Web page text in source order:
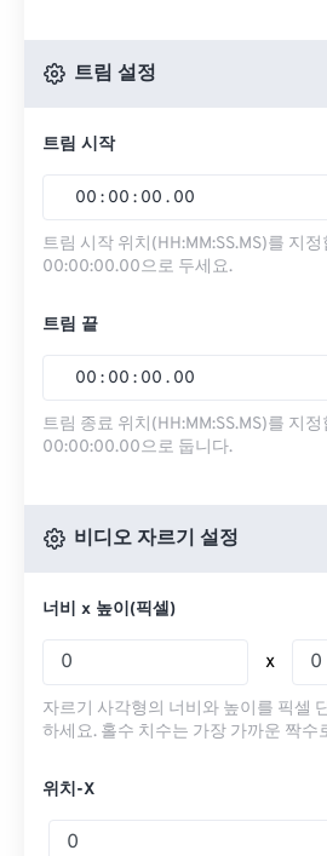
트림 설정
트림 시작
00 : 00 : 00 . 00
트림 시작 위치(HH:MM:SS.MS)를 지
00:00:00.00으로 두세요.
트림 끝
00 : 00 : 00 . 00
트림 종료 위치(HH:MM:SS.MS)를 지
00:00:00.00으로 둡니다.
비디오 자르기 설정
너비 x 높이(픽셀)
x
자르기 사각형의 너비와 높이를 픽셀
하세요. 홀수 치수는 가장 가까운 짝수
위치-X